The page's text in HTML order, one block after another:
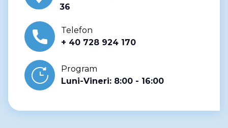
36
Telefon
+ 40 728 924 170
Program
Luni-Vineri: 8:00 - 16:00